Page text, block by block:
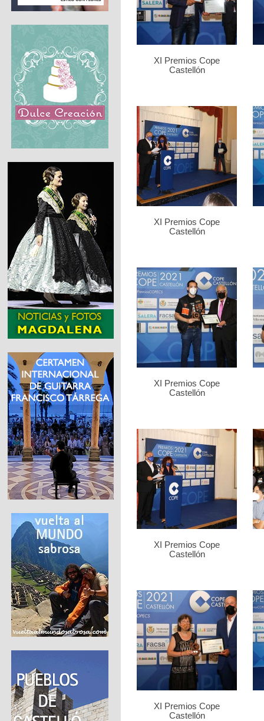
XI Premios Cope
Castellón
XI Premios Cope
Castellón
XI Premios Cope
Castellón
XI Premios Cope
Castellón
XI Premios Cope
Castellón